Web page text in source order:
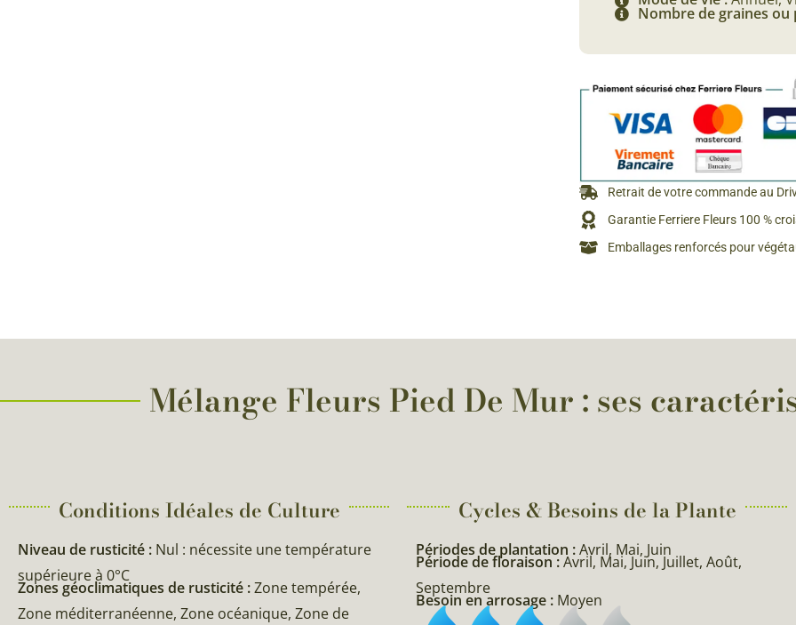
Bulbes
Bulbes
Nombre de graines ou
Retrait de votre commande au
Garantie Ferriere Fleurs 100 %
Emballages renforcés pour
Mélange Fleurs Pied De Mur : ses
Conditions Idéales de Culture
Niveau de rusticité : Nul : nécessite une température
supérieure à 0°C
Zones géoclimatiques de rusticité :Zone tempérée,
Zone méditerranéenne, Zone océanique, Zone de
Cycles & Besoins de la Plante​
Périodes de plantation :Avril, Mai, Juin
Période de floraison :Avril, Mai, Juin, Juillet, Août,
Septembre
Besoin en arrosage : Moyen